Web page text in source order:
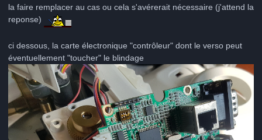
la faire remplacer au cas ou cela s'avérerait nécessaire (j'attend la
reponse)
ci dessous, la carte électronique "contrôleur" dont le verso peut
éventuellement "toucher" le blindage